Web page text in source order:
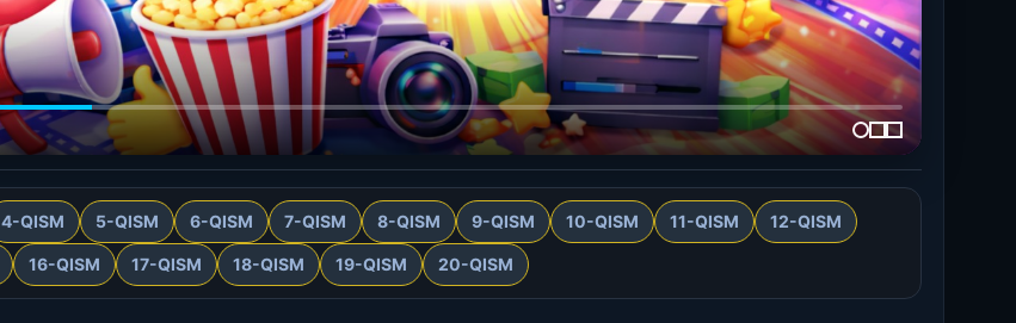
4-QISM 5-QISM 6-QISM 7-QISM 8-QISM 9-QISM 10-QISM 11-QISM 12-QISM
16-QISM 17-QISM 18-QISM 19-QISM 20-QISM